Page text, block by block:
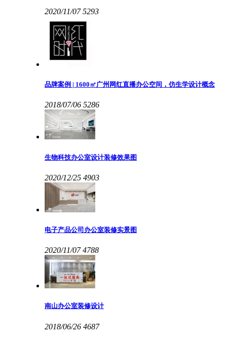
2020/11/07 5293
品牌案例 | 1600㎡广州网红直播办公空间，仿生学设计概念
2018/07/06 5286
生物科技办公室设计装修效果图
2020/12/25 4903
电子产品公司办公室装修实景图
2020/11/07 4788
南山办公室装修设计
2018/06/26 4687